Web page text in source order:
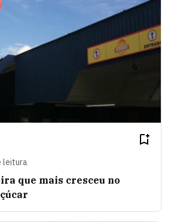
leitura
que mais cresceu no